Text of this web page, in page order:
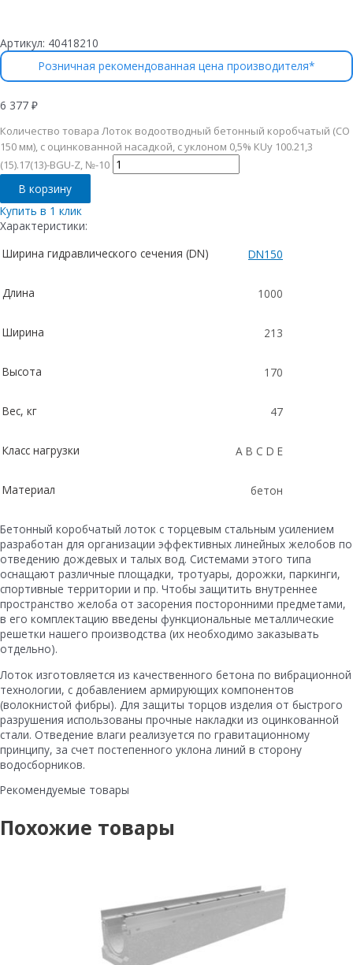
Артикул: 40418210
Розничная рекомендованная цена производителя*
6 377 ₽
Количество товара Лоток водоотводный бетонный коробчатый (СО
150 мм), с оцинкованной насадкой, с уклоном 0,5% КUу 100.21,3
(15).17(13)-BGU-Z, №-10
В корзину
Купить в 1 клик
Характеристики:
Ширина гидравлического сечения (DN)
DN150
Длина 1000
Ширина 213
Высота 170
Вес, кг 47
Класс нагрузки A B C D E
Материал бетон
Бетонный коробчатый лоток с торцевым стальным усилением
разработан для организации эффективных линейных желобов по
отведению дождевых и талых вод. Системами этого типа
оснащают различные площадки, тротуары, дорожки, паркинги,
спортивные территории и пр. Чтобы защитить внутреннее
пространство желоба от засорения посторонними предметами,
в его комплектацию введены функциональные металлические
решетки нашего производства (их необходимо заказывать
отдельно).
Лоток изготовляется из качественного бетона по вибрационной
технологии, с добавлением армирующих компонентов
(волокнистой фибры). Для защиты торцов изделия от быстрого
разрушения использованы прочные накладки из оцинкованной
стали. Отведение влаги реализуется по гравитационному
принципу, за счет постепенного уклона линий в сторону
водосборников.
Рекомендуемые товары
Похожие товары